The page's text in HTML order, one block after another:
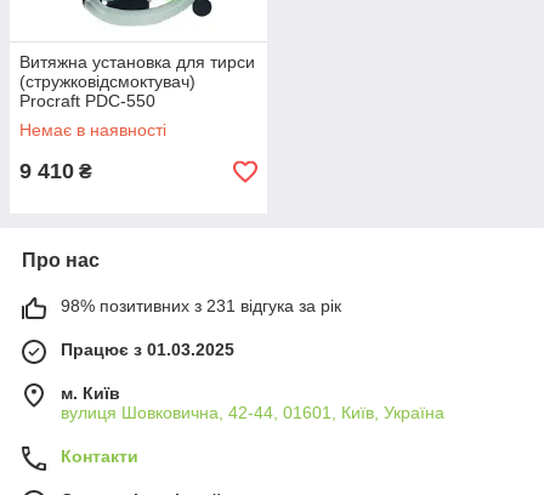
Витяжна установка для тирси
(стружковідсмоктувач)
Procraft PDC-550
Немає в наявності
9 410 ₴
Про нас
98% позитивних з 231 відгука за рік
Працює з 01.03.2025
м. Київ
вулиця Шовковична, 42-44, 01601, Київ, Україна
Контакти